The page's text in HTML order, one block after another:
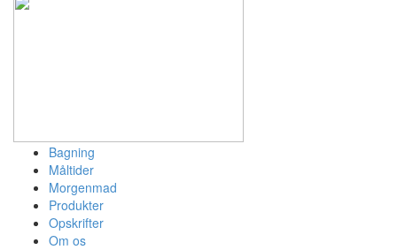
Bagning
Måltider
Morgenmad
Produkter
Opskrifter
Om os